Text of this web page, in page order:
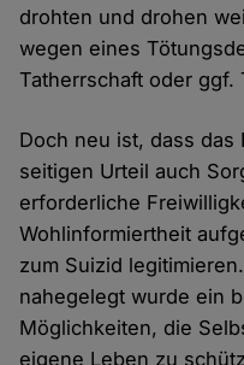
drohten und drohen
wegen eines
Tatherrschaft oder ggf.
Doch neu ist, dass das
seitigen Urteil auch
erforderliche
Wohlinformiertheit
zum Suizid
nahegelegt wurde ein
Möglichkeiten, die
eigene Leben zu